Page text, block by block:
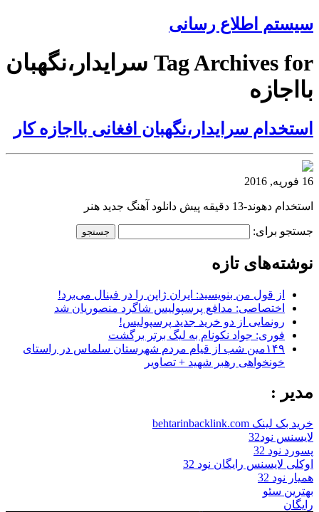
سیستم اطلاع رسانی
Tag Archives for سرایدار،نگهبان
بااجازه
استخدام سرایدار،نگهبان افغانی بااجازه کار
16 فوریه, 2016
استخدام دهوند-13 دقیقه پیش دانلود آهنگ جدید هنر
جستجو برای:
نوشته‌های تازه
از قول من بنویسید: ایران ژاپن را در فینال می‌برد!
اختصاصی: مدافع پرسپولیس شاگرد منصوریان شد
رونمایی از دو خرید جدید پرسپولیس!
فوری: جواد نکونام به لیگ برتر برگشت
۱۴۹مین شب از قیام مردم شهرستان سلماس در راستای
خونخواهی رهبر شهید + تصاویر
مدیر :
خرید بک لینک behtarinbacklink.com
لایسنس نود32
پسورد نود 32
اوکلی لایسنس رایگان نود 32
همیار نود 32
بهترین سئو
رایگان